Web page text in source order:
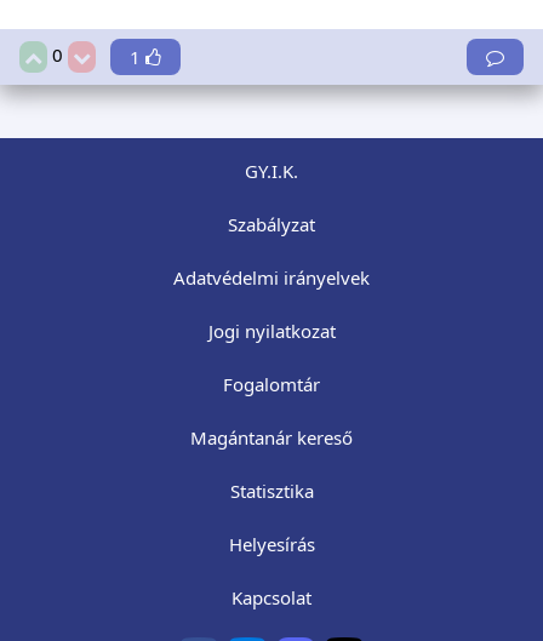
0 1
GY.I.K.
Szabályzat
Adatvédelmi irányelvek
Jogi nyilatkozat
Fogalomtár
Magántanár kereső
Statisztika
Helyesírás
Kapcsolat